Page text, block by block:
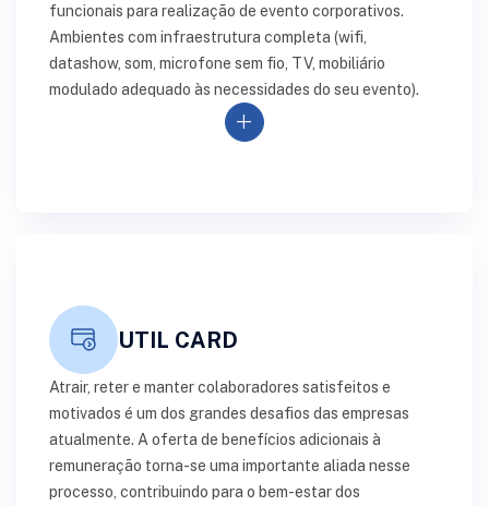
funcionais para realização de evento corporativos.
Ambientes com infraestrutura completa (wifi,
datashow, som, microfone sem fio, TV, mobiliário
modulado adequado às necessidades do seu evento).
add
UTIL CARD
Atrair, reter e manter colaboradores satisfeitos e
motivados é um dos grandes desafios das empresas
atualmente. A oferta de benefícios adicionais à
remuneração torna-se uma importante aliada nesse
processo, contribuindo para o bem-estar dos